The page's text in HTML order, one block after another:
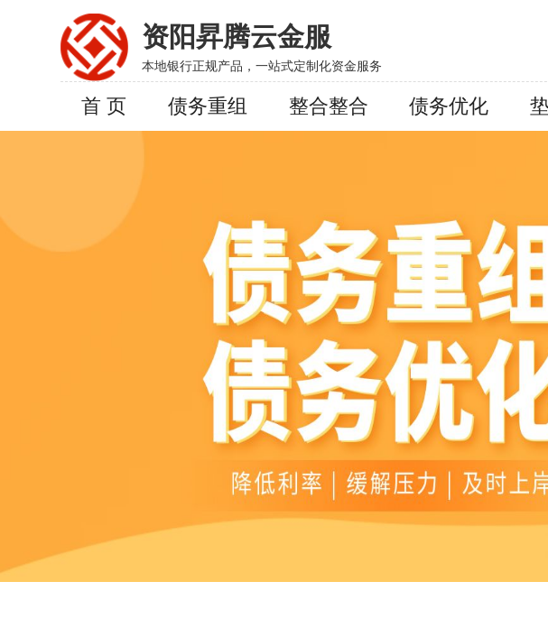
资阳昇腾云金服
本地银行正规产品，一站式定制化资金服务
首 页 债务重组 整合整合 债务优化